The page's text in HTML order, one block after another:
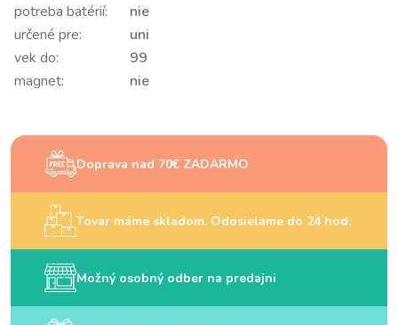
potreba batérií:
nie
určené pre:
uni
vek do:
99
magnet:
nie
Doprava nad 70€ ZADARMO
Tovar máme skladom. Odosielame do 24 hod.
Možný osobný odber na predajni